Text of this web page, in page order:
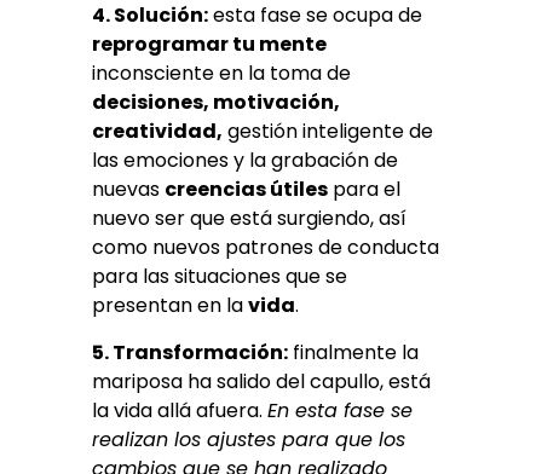
4. Solución:esta fase se ocupa de
reprogramar tu mente
inconsciente en la toma de
decisiones, motivación,
creatividad, gestión inteligente de
las emociones y la grabación de
nuevas creencias útilespara el
nuevo ser que está surgiendo, así
como nuevos patrones de conducta
para las situaciones que se
presentan en lavida.
5. Transformación:finalmente la
mariposa ha salido del capullo, está
la vida allá afuera. En esta fase se
realizan los ajustes para que los
cambios que se han realizado